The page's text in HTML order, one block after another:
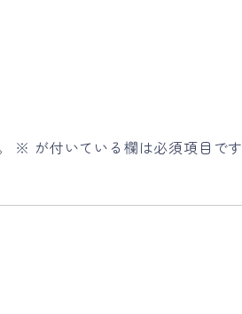
※ が付いている欄は必須項目です